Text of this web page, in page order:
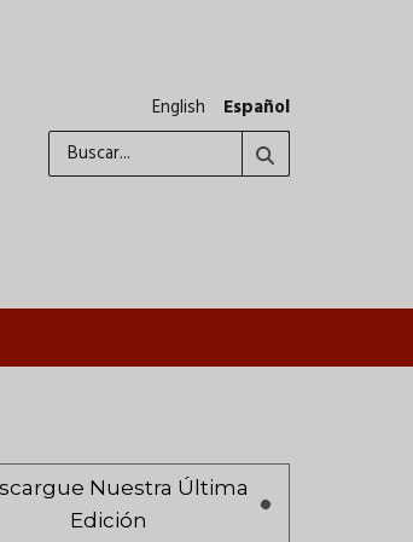
English
Español
Nuestra Última
Edición